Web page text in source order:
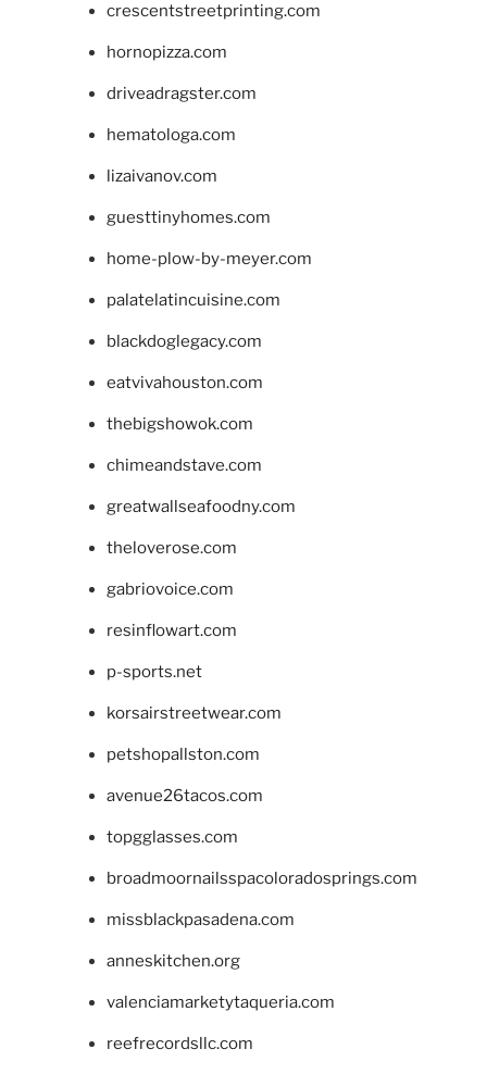
crescentstreetprinting.com
hornopizza.com
driveadragster.com
hematologa.com
lizaivanov.com
guesttinyhomes.com
home-plow-by-meyer.com
palatelatincuisine.com
blackdoglegacy.com
eatvivahouston.com
thebigshowok.com
chimeandstave.com
greatwallseafoodny.com
theloverose.com
gabriovoice.com
resinflowart.com
p-sports.net
korsairstreetwear.com
petshopallston.com
avenue26tacos.com
topgglasses.com
broadmoornailsspacoloradosprings.com
missblackpasadena.com
anneskitchen.org
valenciamarketytaqueria.com
reefrecordsllc.com